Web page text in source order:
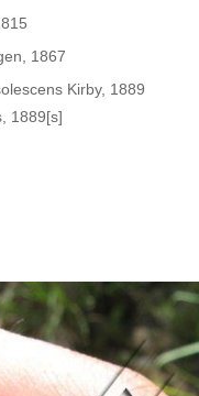
1867
Kirby, 1889
1889[s]